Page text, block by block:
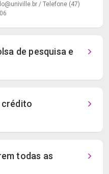
/ Telefone (47)
de pesquisa e
crédito
todas as